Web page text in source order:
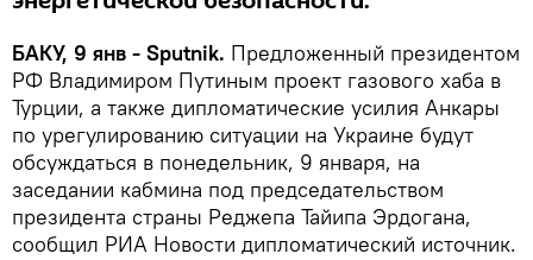
БАКУ, 9 янв - Sputnik. Предложенный президентом
РФ Владимиром Путиным проект газового хаба в
Турции, а также дипломатические усилия Анкары
по урегулированию ситуации на Украине будут
обсуждаться в понедельник, 9 января, на
заседании кабмина под председательством
президента страны Реджепа Тайипа Эрдогана,
сообщил РИА Новости дипломатический источник.